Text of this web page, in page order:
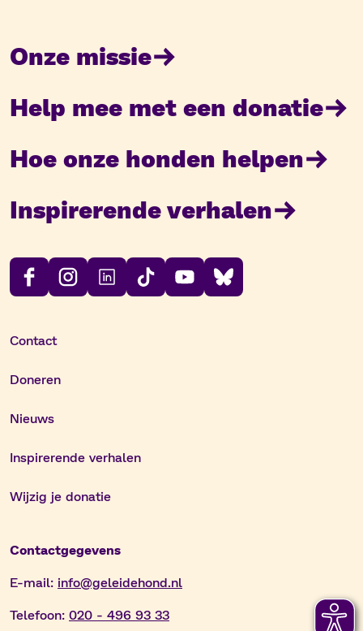
Onze missie
Help mee met een donatie
Hoe onze honden helpen
Inspirerende verhalen
Contact
Doneren
Nieuws
Inspirerende verhalen
Wijzig je donatie
Contactgegevens
E-mail: info@geleidehond.nl
Telefoon: 020 - 496 93 33